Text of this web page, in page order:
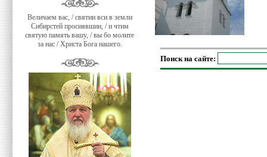
Величаем вас, / святии вси в земли
Сибирстей просиявшии, / и чтим
святую память вашу, / вы бо молите
за нас / Христа Бога нашего.
Поиск на сайте: